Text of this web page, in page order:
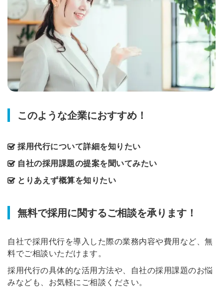
このような企業におすすめ！
採用代行について詳細を知りたい
自社の採用課題の提案を聞いてみたい
とりあえず概算を知りたい
無料で採用に関するご相談を承ります！
自社で採用代行を導入した際の業務内容や費用など、無
料でご相談いただけます。
採用代行の具体的な活用方法や、自社の採用課題のお悩
みなども、お気軽にご相談ください。